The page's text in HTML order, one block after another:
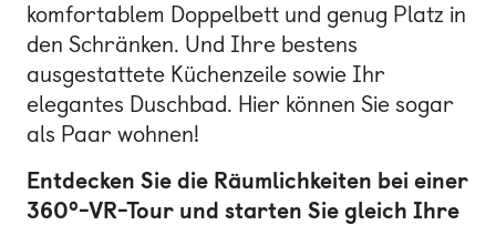
komfortablem Doppelbett und genug Platz in
den Schränken. Und Ihre bestens
ausgestattete Küchenzeile sowie Ihr
elegantes Duschbad. Hier können Sie sogar
als Paar wohnen!
Entdecken Sie die Räumlichkeiten bei einer
360°-VR-Tour und starten Sie gleich Ihre